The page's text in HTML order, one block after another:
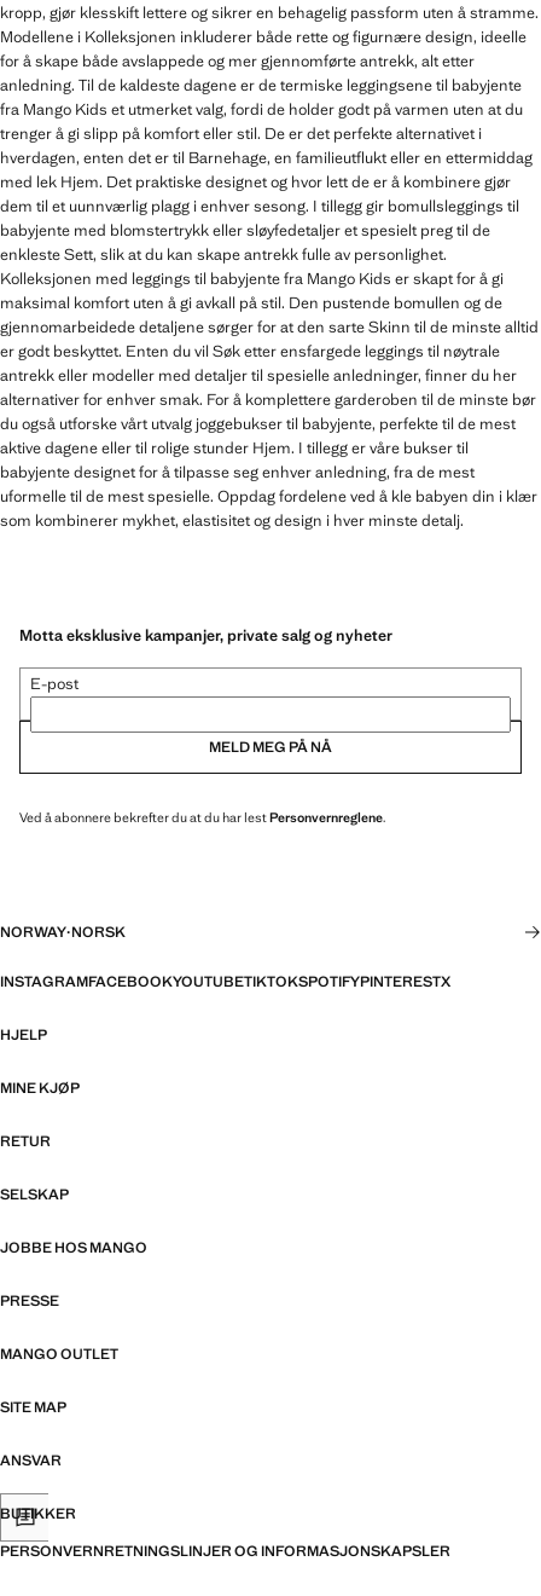
kropp, gjør klesskift lettere og sikrer en behagelig passform uten å stramme.
Modellene i Kolleksjonen inkluderer både rette og figurnære design, ideelle
for å skape både avslappede og mer gjennomførte antrekk, alt etter
anledning. Til de kaldeste dagene er de termiske leggingsene til babyjente
fra Mango Kids et utmerket valg, fordi de holder godt på varmen uten at du
trenger å gi slipp på komfort eller stil. De er det perfekte alternativet i
hverdagen, enten det er til Barnehage, en familieutflukt eller en ettermiddag
med lek Hjem. Det praktiske designet og hvor lett de er å kombinere gjør
dem til et uunnværlig plagg i enhver sesong. I tillegg gir bomullsleggings til
babyjente med blomstertrykk eller sløyfedetaljer et spesielt preg til de
enkleste Sett, slik at du kan skape antrekk fulle av personlighet.
Kolleksjonen med leggings til babyjente fra Mango Kids er skapt for å gi
maksimal komfort uten å gi avkall på stil. Den pustende bomullen og de
gjennomarbeidede detaljene sørger for at den sarte Skinn til de minste alltid
er godt beskyttet. Enten du vil Søk etter ensfargede leggings til nøytrale
antrekk eller modeller med detaljer til spesielle anledninger, finner du her
alternativer for enhver smak. For å komplettere garderoben til de minste bør
du også utforske vårt utvalg joggebukser til babyjente, perfekte til de mest
aktive dagene eller til rolige stunder Hjem. I tillegg er våre bukser til
babyjente designet for å tilpasse seg enhver anledning, fra de mest
uformelle til de mest spesielle. Oppdag fordelene ved å kle babyen din i klær
som kombinerer mykhet, elastisitet og design i hver minste detalj.
Motta eksklusive kampanjer, private salg og nyheter
E-post
MELD MEG PÅ NÅ
Ved å abonnere bekrefter du at du har lestPersonvernreglene.
NORWAY·NORSK
INSTAGRAMFACEBOOKYOUTUBETIKTOKSPOTIFYPINTERESTX
HJELP
MINE KJØP
RETUR
SELSKAP
JOBBE HOS MANGO
PRESSE
MANGO OUTLET
SITE MAP
ANSVAR
BUTIKKER
PERSONVERNRETNINGSLINJER OG INFORMASJONSKAPSLER